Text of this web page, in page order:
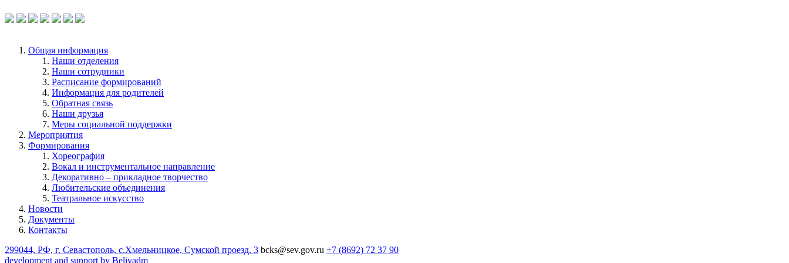
Общая информация
Наши отделения
Наши сотрудники
Расписание формирований
Информация для родителей
Обратная связь
Наши друзья
Меры социальной поддержки
Мероприятия
Формирования
Хореография
Вокал и инструментальное направление
Декоративно – прикладное творчество
Любительские объединения
Театральное искусство
Новости
Документы
Контакты
299044, РФ, г. Севастополь, с.Хмельницкое, Сумской проезд, 3 bcks@sev.gov.ru +7 (8692) 72 37 90
development and support by Beliyadm